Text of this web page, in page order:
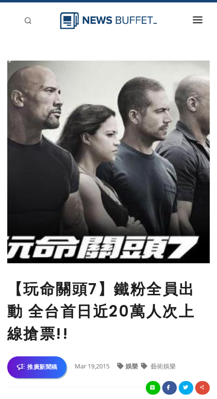
新聞稿分類
登入
刊登
【玩命關頭7】鐵粉全員出
動 全台首日近20萬人次上
線搶票!!
推廣新聞稿 Mar 19,2015 娛樂 藝術娛樂